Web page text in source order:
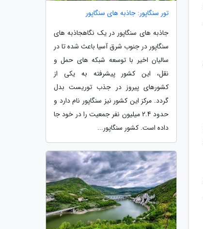
تور سنگاپور: جاذبه های سنگاپور
جاذبه های سنگاپور در یک نگاهجاذبه های
سنگاپور در جنوب شرق آسیا باعث شده تا در
سالیان اخیر با توسعه شبکه های حمل و
نقل، این کشور پیشرفته به یکی از
کشورهای پیروز در جذب توریست بدل
گردد. مرکز این کشور نیز سنگاپور نام دارد و
حدود 2.4 میلیون نفر جمعیت را در خود جا
داده است. کشور سنگاپور...